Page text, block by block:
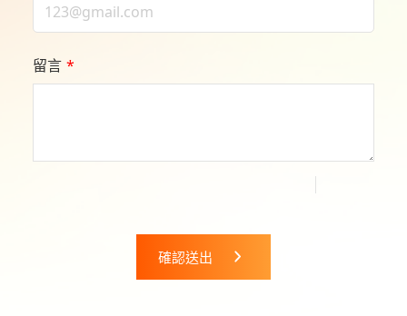
留言 *
確認送出